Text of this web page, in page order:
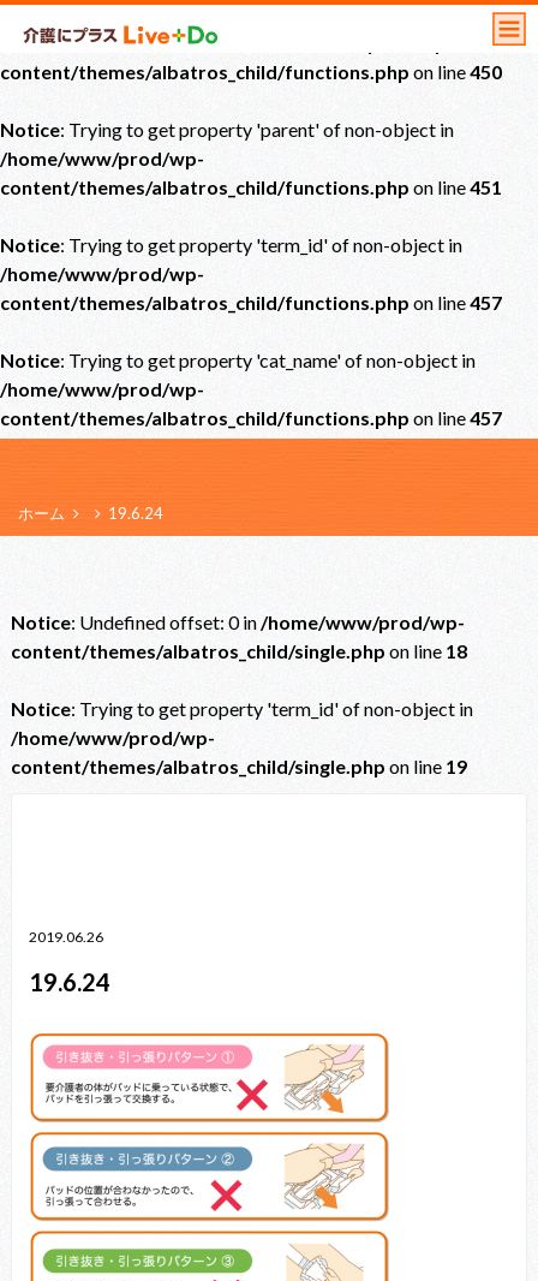
Notice: Undefined offset: 0 in
content/themes/albatros_child/functions.php on line450
Notice: Trying to get property 'parent' of non-object in
/home/www/prod/wp-
content/themes/albatros_child/functions.php on line451
Notice: Trying to get property 'term_id' of non-object in
/home/www/prod/wp-
content/themes/albatros_child/functions.php on line457
Notice: Trying to get property 'cat_name' of non-object in
/home/www/prod/wp-
content/themes/albatros_child/functions.php on line457
ホーム 19.6.24
Notice: Undefined offset: 0 in/home/www/prod/wp-
content/themes/albatros_child/single.php on line 18
Notice: Trying to get property 'term_id' of non-object in
/home/www/prod/wp-
content/themes/albatros_child/single.php on line 19
2019.06.26
19.6.24